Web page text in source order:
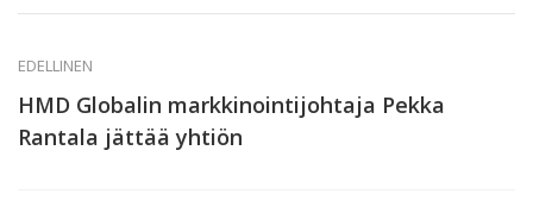
EDELLINEN
HMD Globalin markkinointijohtaja Pekka
Rantala jättää yhtiön